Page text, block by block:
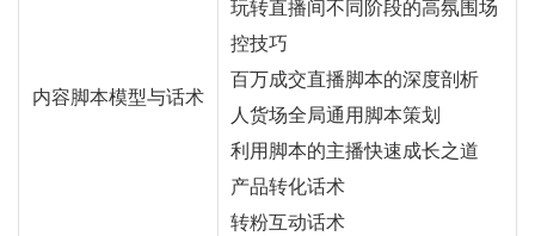
内容脚本模型与话术
玩转直播间不同阶段的高氛围场
控技巧
百万成交直播脚本的深度剖析
人货场全局通用脚本策划
利用脚本的主播快速成长之道
产品转化话术
转粉互动话术